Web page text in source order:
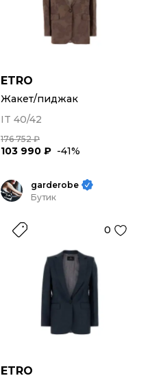
ETRO
Жакет/пиджак
IT 40/42
176 752 ₽
103 990 ₽ -41%
garderobe
Бутик
0
ETRO